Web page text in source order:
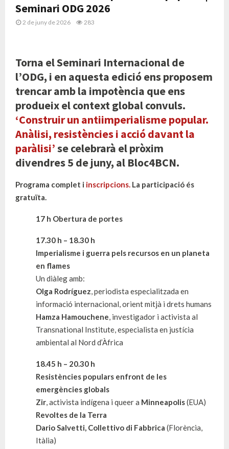
Seminari ODG 2026
2 de juny de 2026 283
Torna el Seminari Internacional de
l’ODG, i en aquesta edició ens proposem
trencar amb la impotència que ens
produeix el context global convuls.
‘Construir un antiimperialisme popular.
Anàlisi, resistències i acció davant la
paràlisi’se celebrarà el pròxim
divendres 5 de juny, al Bloc4BCN.
Programa complet i inscripcions. La participació és
gratuïta.
17 h Obertura de portes
17.30 h – 18.30 h
Imperialisme i guerra pels recursos en un planeta
en flames
Un diàleg amb:
Olga Rodríguez , periodista especialitzada en
informació internacional, orient mitjà i drets humans
Hamza Hamouchene , investigador i activista al
Transnational Institute, especialista en justícia
ambiental al Nord d’Àfrica
18.45 h – 20.30 h
Resistències populars enfront de les
emergències globals
Zir , activista indígena i queer a Minneapolis(EUA)
Revoltes de la Terra
Dario Salvetti, Collettivo di Fabbrica (Florència,
Itàlia)